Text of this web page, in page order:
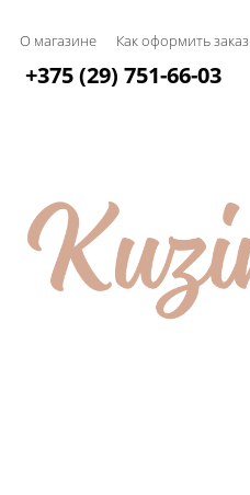
О магазине Как оформить заказ
+375 (29) 751-66-03